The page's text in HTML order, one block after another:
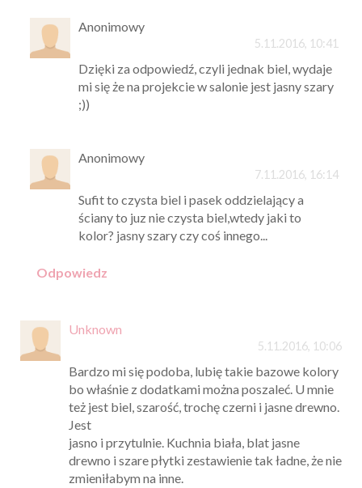
Anonimowy
5.11.2016, 10:41
Dzięki za odpowiedź, czyli jednak biel, wydaje
mi się że na projekcie w salonie jest jasny szary
;))
Anonimowy
7.11.2016, 16:14
Sufit to czysta biel i pasek oddzielający a
ściany to juz nie czysta biel,wtedy jaki to
kolor? jasny szary czy coś innego...
Odpowiedz
Unknown
5.11.2016, 10:06
Bardzo mi się podoba, lubię takie bazowe kolory
bo właśnie z dodatkami można poszaleć. U mnie
też jest biel, szarość, trochę czerni i jasne drewno.
Jest
jasno i przytulnie. Kuchnia biała, blat jasne
drewno i szare płytki zestawienie tak ładne, że nie
zmieniłabym na inne.